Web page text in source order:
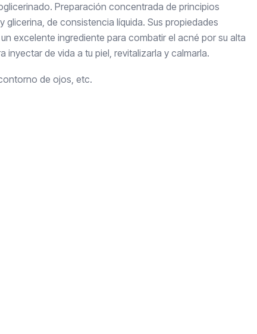
Preparación concentrada de principios
glicerina, de consistencia líquida. Sus propiedades
excelente ingrediente para combatir el acné por su alta
inyectar de vida a tu piel, revitalizarla y calmarla.
de ojos, etc.